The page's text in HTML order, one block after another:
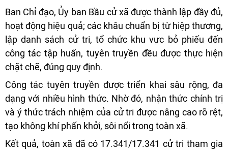
Ban Chỉ đạo, Ủy ban Bầu cử xã được thành lập đầy đủ,
hoạt động hiệu quả; các khâu chuẩn bị từ hiệp thương,
lập danh sách cử tri, tổ chức khu vực bỏ phiếu đến
công tác tập huấn, tuyên truyền đều được thực hiện
chặt chẽ, đúng quy định.
Công tác tuyên truyền được triển khai sâu rộng, đa
dạng với nhiều hình thức. Nhờ đó, nhận thức chính trị
và ý thức trách nhiệm của cử tri được nâng cao rõ rệt,
tạo không khí phấn khởi, sôi nổi trong toàn xã.
Kết quả, toàn xã đã có 17.341/17.341 cử tri tham gia